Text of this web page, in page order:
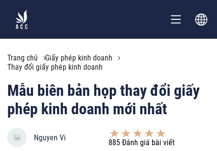
Trang chủ
Giấy phép kinh doanh
Thay đổi giấy phép kinh doanh
Mẫu biên bản họp thay đổi giấy
phép kinh doanh mới nhất
Nguyen Vi
885 Đánh giá bài viết